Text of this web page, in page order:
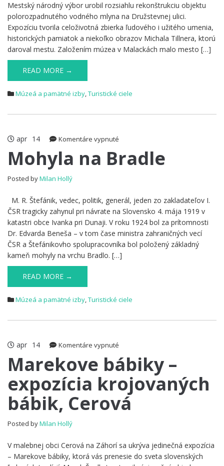
Mestský národný výbor urobil rozsiahlu rekonštrukciu objektu
polorozpadnutého vodného mlyna na Družstevnej ulici.
Expozíciu tvorila celoživotná zbierka ľudového i užitého umenia,
historických pamiatok a niekoľko obrazov Michala Tillnera, ktorú
daroval mestu. Založením múzea v Malackách malo mesto […]
READ MORE →
Múzeá a pamätné izby,Turistické ciele
apr 14 Komentáre vypnuté
na
Mohyla na Bradle
Posted byMilan Hollý
M. R. Štefánik, vedec, politik, generál, jeden zo zakladateľov I.
ČSR tragicky zahynul pri návrate na Slovensko 4. mája 1919 v
katastri obce Ivanka pri Dunaji. V roku 1924 bol za prítomnosti
Dr. Edvarda Beneša – v tom čase ministra zahraničných vecí
ČSR a Štefánikovho spolupracovníka bol položený základný
kameň mohyly na vrchu Bradlo. […]
READ MORE →
Múzeá a pamätné izby,Turistické ciele
apr 14 Komentáre vypnuté
bábiky
expozícia
krojovaných
bábik,
Marekove bábiky –
expozícia krojovaných
bábik, Cerová
Posted byMilan Hollý
V malebnej obci Cerová na Záhorí sa ukrýva jedinečná expozícia
– Marekove bábiky, ktorá vás prenesie do sveta slovenských